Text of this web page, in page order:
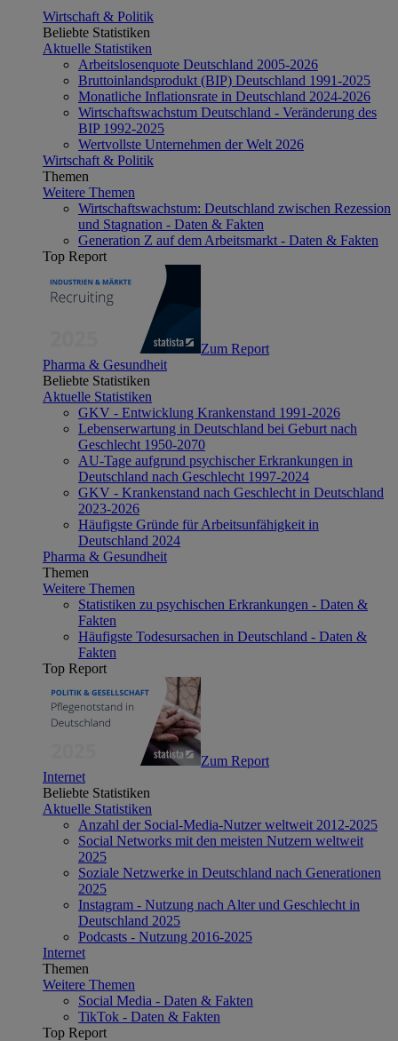
Wirtschaft & Politik
Beliebte Statistiken
Aktuelle Statistiken
Arbeitslosenquote Deutschland 2005-2026
Bruttoinlandsprodukt (BIP) Deutschland 1991-2025
Monatliche Inflationsrate in Deutschland 2024-2026
Wirtschaftswachstum Deutschland - Veränderung des
BIP 1992-2025
Wertvollste Unternehmen der Welt 2026
Wirtschaft & Politik
Themen
Weitere Themen
Wirtschaftswachstum: Deutschland zwischen Rezession
und Stagnation - Daten & Fakten
Generation Z auf dem Arbeitsmarkt - Daten & Fakten
Top Report
Zum Report
Pharma & Gesundheit
Beliebte Statistiken
Aktuelle Statistiken
GKV - Entwicklung Krankenstand 1991-2026
Lebenserwartung in Deutschland bei Geburt nach
Geschlecht 1950-2070
AU-Tage aufgrund psychischer Erkrankungen in
Deutschland nach Geschlecht 1997-2024
GKV - Krankenstand nach Geschlecht in Deutschland
2023-2026
Häufigste Gründe für Arbeitsunfähigkeit in
Deutschland 2024
Pharma & Gesundheit
Themen
Weitere Themen
Statistiken zu psychischen Erkrankungen - Daten &
Fakten
Häufigste Todesursachen in Deutschland - Daten &
Fakten
Top Report
Zum Report
Internet
Beliebte Statistiken
Aktuelle Statistiken
Anzahl der Social-Media-Nutzer weltweit 2012-2025
Social Networks mit den meisten Nutzern weltweit
2025
Soziale Netzwerke in Deutschland nach Generationen
2025
Instagram - Nutzung nach Alter und Geschlecht in
Deutschland 2025
Podcasts - Nutzung 2016-2025
Internet
Themen
Weitere Themen
Social Media - Daten & Fakten
TikTok - Daten & Fakten
Top Report